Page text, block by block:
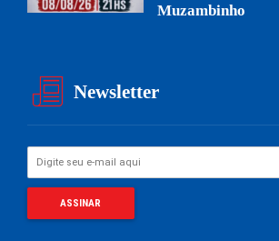
Muzambinho
Newsletter